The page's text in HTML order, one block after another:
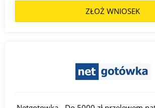
ZŁOŻ WNIOSEK